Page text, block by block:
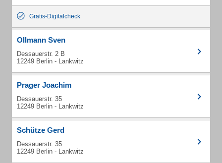
Gratis-Digitalcheck
Ollmann Sven
Dessauerstr. 2 B
12249 Berlin - Lankwitz
Prager Joachim
Dessauerstr. 35
12249 Berlin - Lankwitz
Schütze Gerd
Dessauerstr. 35
12249 Berlin - Lankwitz